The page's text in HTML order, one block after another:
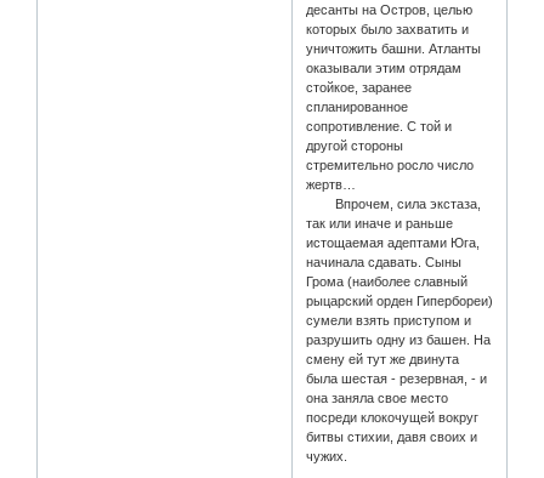
десанты на Остров, целью
которых было захватить и
уничтожить башни. Атланты
оказывали этим отрядам
стойкое, заранее
спланированное
сопротивление. С той и
другой стороны
стремительно росло число
жертв…
Впрочем, сила экстаза,
так или иначе и раньше
истощаемая адептами Юга,
начинала сдавать. Сыны
Грома (наиболее славный
рыцарский орден Гипербореи)
сумели взять приступом и
разрушить одну из башен. На
смену ей тут же двинута
была шестая - резервная, - и
она заняла свое место
посреди клокочущей вокруг
битвы стихии, давя своих и
чужих.